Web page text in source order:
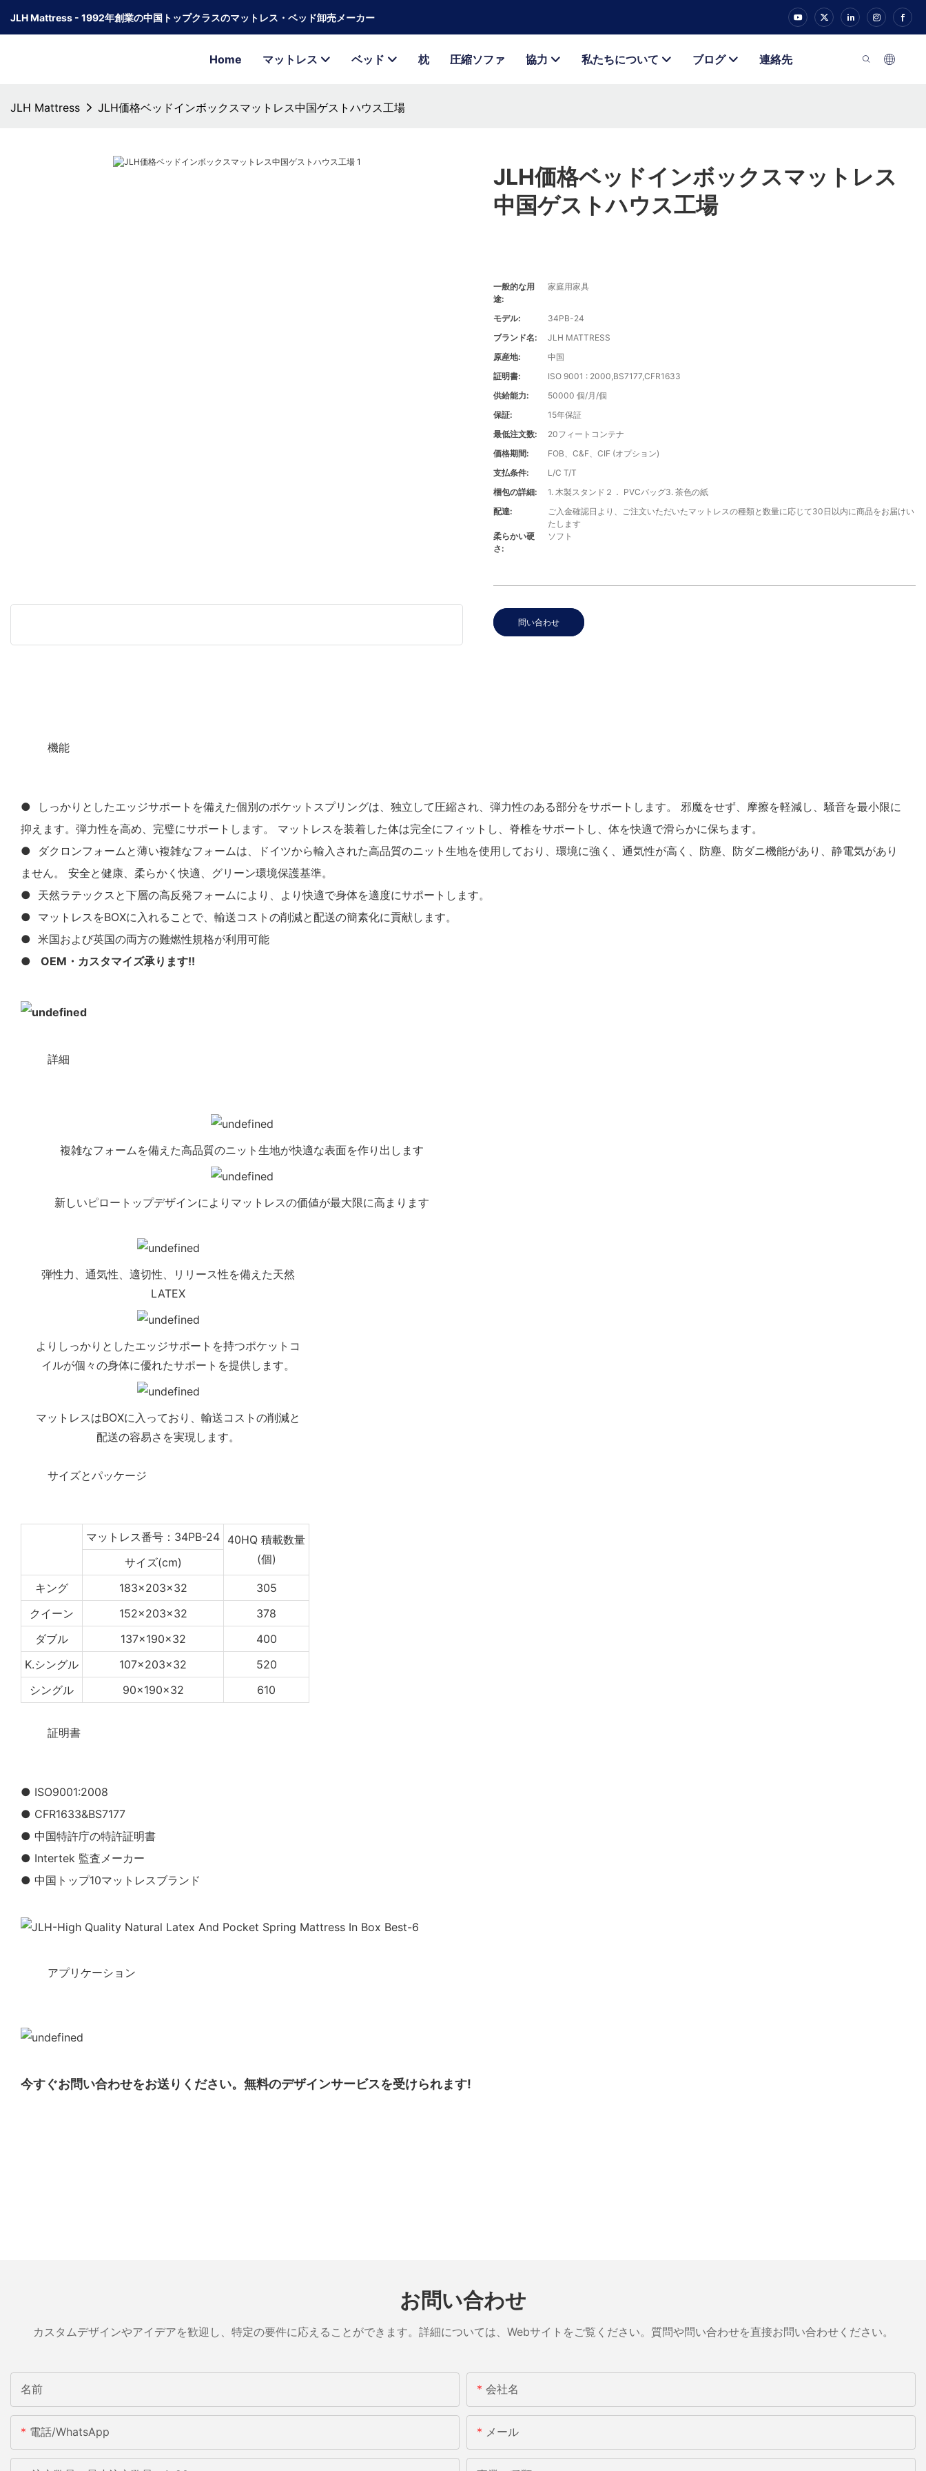
JLH Mattress - 1992年創業の中国トップクラスのマットレス・ベッド卸売メーカー
Home マットレス ベッド 枕 圧縮ソファ 協力 私たちについて ブログ 連絡先
JLH Mattress JLH価格ベッドインボックスマットレス中国ゲストハウス工場
JLH価格ベッドインボックスマットレス
中国ゲストハウス工場
一般的な用
途:
家庭用家具
モデル:
34PB-24
ブランド名:
JLH MATTRESS
原産地:
中国
証明書:
ISO 9001 : 2000,BS7177,CFR1633
供給能力:
50000 個/月/個
保証:
15年保証
最低注文数:
20フィートコンテナ
価格期間:
FOB、C&F、CIF (オプション)
支払条件:
L/C T/T
梱包の詳細:
1. 木製スタンド２． PVCバッグ3. 茶色の紙
配達:
ご入金確認日より、ご注文いただいたマットレスの種類と数量に応じて30日以内に商品をお届けい
たします
柔らかい硬
さ:
ソフト
問い合わせ
機能
● しっかりとしたエッジサポートを備えた個別のポケットスプリングは、独立して圧縮され、弾力性のある部分をサポートします。 邪魔をせず、摩擦を軽減し、騒音を最小限に
抑えます。弾力性を高め、完璧にサポートします。 マットレスを装着した体は完全にフィットし、脊椎をサポートし、体を快適で滑らかに保ちます。
● ダクロンフォームと薄い複雑なフォームは、ドイツから輸入された高品質のニット生地を使用しており、環境に強く、通気性が高く、防塵、防ダニ機能があり、静電気があり
ません。 安全と健康、柔らかく快適、グリーン環境保護基準。
● 天然ラテックスと下層の高反発フォームにより、より快適で身体を適度にサポートします。
● マットレスをBOXに入れることで、輸送コストの削減と配送の簡素化に貢献します。
● 米国および英国の両方の難燃性規格が利用可能
●
OEM・カスタマイズ承ります!!
詳細
複雑なフォームを備えた高品質のニット生地が快適な表面を作り出します
新しいピロートップデザインによりマットレスの価値が最大限に高まります
弾性力、通気性、適切性、リリース性を備えた天然
LATEX
よりしっかりとしたエッジサポートを持つポケットコ
イルが個々の身体に優れたサポートを提供します。
マットレスはBOXに入っており、輸送コストの削減と
配送の容易さを実現します。
サイズとパッケージ
マットレス番号：34PB-24 40HQ 積載数量
(個)
サイズ(cm)
キング
183x203x32
305
クイーン
152x203x32
378
ダブル
137x190x32
400
K.シングル
107x203x32
520
シングル
90x190x32 610
証明書
● ISO9001:2008
● CFR1633&BS7177
● 中国特許庁の特許証明書
● Intertek 監査メーカー
● 中国トップ10マットレスブランド
アプリケーション
今すぐお問い合わせをお送りください。無料のデザインサービスを受けられます!
お問い合わせ
カスタムデザインやアイデアを歓迎し、特定の要件に応えることができます。詳細については、Webサイトをご覧ください。質問や問い合わせを直接お問い合わせください。
名前 会社名
電話/WhatsApp メール